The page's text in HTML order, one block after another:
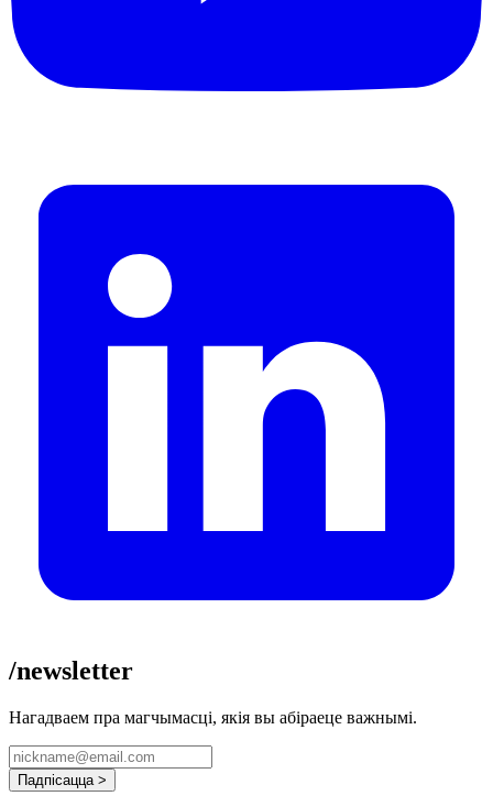
/newsletter
Нагадваем пра магчымасці, якія вы абіраеце важнымі.
Падпісацца >